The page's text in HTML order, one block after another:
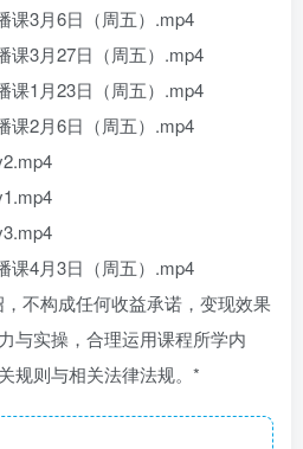
课3月6日（周五）.mp4
课3月27日（周五）.mp4
课1月23日（周五）.mp4
课2月6日（周五）.mp4
课4月3日（周五）.mp4
不构成任何收益承诺，变现效果
与实操，合理运用课程所学内
规则与相关法律法规。*